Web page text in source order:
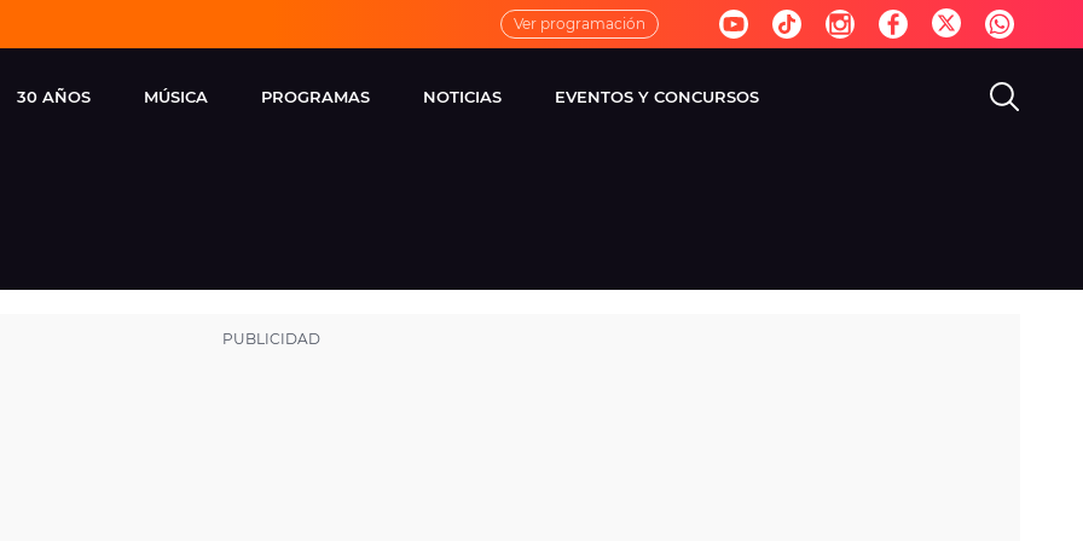
Ver programación
30 AÑOS MÚSICA
FM
PROGRAMAS
VIRALES
NOTICIAS EVENTOS Y CONCURSOS